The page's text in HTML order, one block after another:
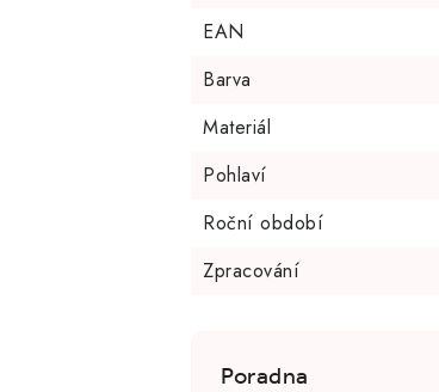
EAN
Barva
Materiál
Pohlaví
Roční období
Zpracování
Poradna